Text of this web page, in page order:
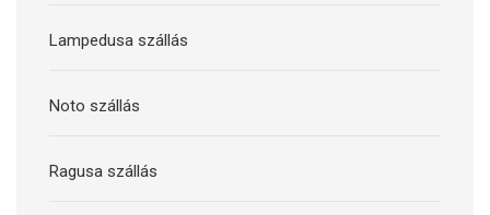
Lampedusa szállás
Noto szállás
Ragusa szállás